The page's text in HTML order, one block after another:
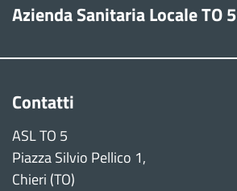
Azienda Sanitaria Locale TO 5
Contatti
ASL TO 5
Piazza Silvio Pellico 1,
Chieri (TO)